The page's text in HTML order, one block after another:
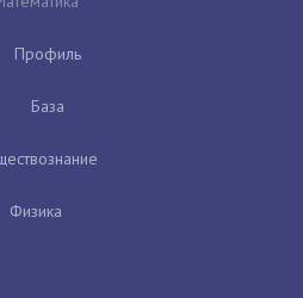
Профиль
База
Физика